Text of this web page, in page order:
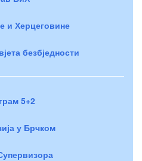
и Херцеговине
безбједности
5+2
у Брчком